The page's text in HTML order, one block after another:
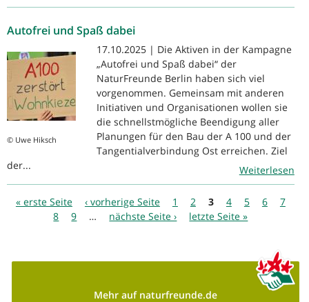
Autofrei und Spaß dabei
© Uwe Hiksch
17.10.2025 | Die Aktiven in der Kampagne
„Autofrei und Spaß dabei“ der
NaturFreunde Berlin haben sich viel
vorgenommen. Gemeinsam mit anderen
Initiativen und Organisationen wollen sie
die schnellstmögliche Beendigung aller
Planungen für den Bau der A 100 und der
Tangentialverbindung Ost erreichen. Ziel
der...
Weiterlesen
Seiten
« erste Seite ‹ vorherige Seite 1 2 3 4 5 6
7
8
9 … nächste Seite › letzte Seite »
Mehr auf naturfreunde.de